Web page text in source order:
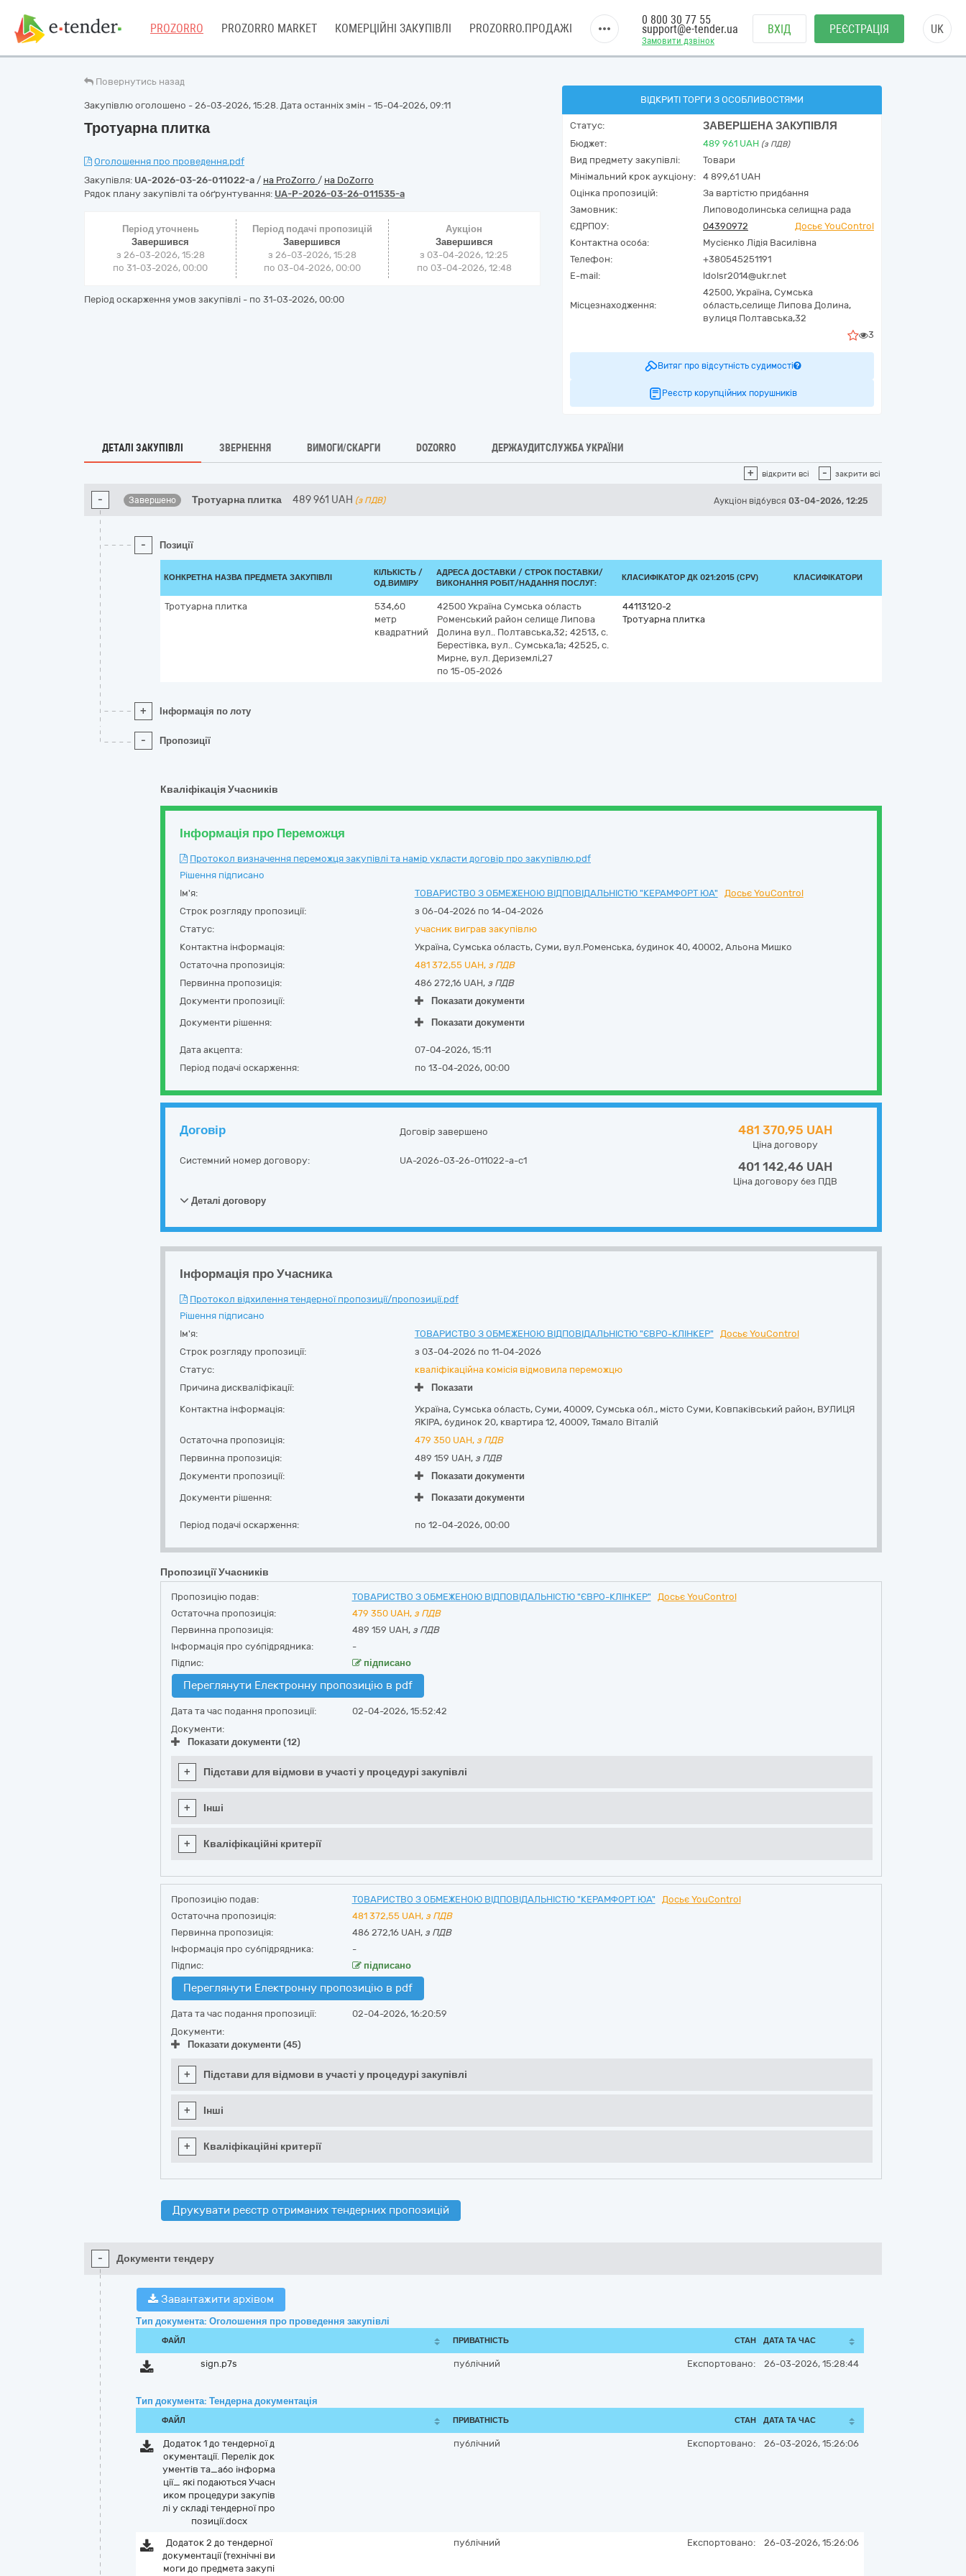
PROZORRO PROZORRO MARKET КОМЕРЦІЙНІ ЗАКУПІВЛІ PROZORRO.ПРОДАЖІ
Замовити дзвінок
0 800 30 77 55
support@e-tender.ua ВХІД РЕЄСТРАЦІЯ UK
Повернутись назад
Закупівлю оголошено - 26-03-2026, 15:28. Дата останніх змін - 15-04-2026, 09:11
Тротуарна плитка
Оголошення про проведення.pdf
Закупівля: UA-2026-03-26-011022-a / на ProZorro / на DoZorro
Рядок плану закупівлі та обґрунтування: UA-P-2026-03-26-011535-a
Період уточнень
Завершився
з 26-03-2026, 15:28
по 31-03-2026, 00:00
Період подачі пропозицій
Завершився
з 26-03-2026, 15:28
по 03-04-2026, 00:00
Аукціон
Завершився
з 03-04-2026, 12:25
по 03-04-2026, 12:48
Період оскарження умов закупівлі - по 31-03-2026, 00:00
ВІДКРИТІ ТОРГИ З ОСОБЛИВОСТЯМИ
Статус: ЗАВЕРШЕНА ЗАКУПІВЛЯ
Бюджет: 489 961 UAH (з ПДВ)
Вид предмету закупівлі:
Товари
Мінімальний крок аукціону:
4 899,61 UAH
Оцінка пропозицій:
За вартістю придбання
Замовник:
Липоводолинська селищна рада
ЄДРПОУ:
04390972
Досьє YouControl
Контактна особа:
Мусієнко Лідія Василівна
Телефон:
+380545251191
E-mail:
ldolsr2014@ukr.net
Місцезнаходження:
42500, Україна, Сумська
область,селище Липова Долина,
вулиця Полтавська,32
3
Витяг про відсутність судимості
Реєстр корупційних порушників
ДЕТАЛІ ЗАКУПІВЛІ ЗВЕРНЕННЯ ВИМОГИ/СКАРГИ DOZORRO ДЕРЖАУДИТСЛУЖБА УКРАЇНИ
+ відкрити всі - закрити всі
- Завершено Тротуарна плитка 489 961 UAH (з ПДВ) Аукціон відбувся 03-04-2026, 12:25
- Позиції
КОНКРЕТНА НАЗВА ПРЕДМЕТА ЗАКУПІВЛІ
КІЛЬКІСТЬ /
ОД.ВИМІРУ
АДРЕСА ДОСТАВКИ / СТРОК ПОСТАВКИ/
ВИКОНАННЯ РОБІТ/НАДАННЯ ПОСЛУГ:
КЛАСИФІКАТОР ДК 021:2015 (CPV) КЛАСИФІКАТОРИ
Тротуарна плитка
534,60
метр
квадратний
42500 Україна Сумська область
Роменський район селище Липова
Долина вул.. Полтавська,32; 42513, с.
Берестівка, вул.. Сумська,1а; 42525, с.
Мирне, вул. Дериземлі,27
по 15-05-2026
44113120-2
Тротуарна плитка
+ Інформація по лоту
- Пропозиції
Кваліфікація Учасників
Інформація про Переможця
Протокол визначення переможця закупівлі та намір укласти договір про закупівлю.pdf
Рішення підписано
Ім'я:
ТОВАРИСТВО З ОБМЕЖЕНОЮ ВІДПОВІДАЛЬНІСТЮ "КЕРАМФОРТ ЮА"
Досьє YouControl
Строк розгляду пропозиції:
з 06-04-2026 по 14-04-2026
Статус:
учасник виграв закупівлю
Контактна інформація:
Україна, Сумська область, Суми, вул.Роменська, будинок 40, 40002, Альона Мишко
Остаточна пропозиція:
481 372,55 UAH, з ПДВ
Первинна пропозиція:
486 272,16 UAH, з ПДВ
Документи пропозиції:
Показати документи
Документи рішення:
Показати документи
Дата акцепта:
07-04-2026, 15:11
Період подачі оскарження:
по 13-04-2026, 00:00
Договір Договір завершено
Системний номер договору: UA-2026-03-26-011022-a-c1
481 370,95 UAH
Ціна договору
401 142,46 UAH
Ціна договору без ПДВ
Деталі договору
Інформація про Учасника
Протокол відхилення тендерної пропозиції/пропозиції.pdf
Рішення підписано
Ім'я:
ТОВАРИСТВО З ОБМЕЖЕНОЮ ВІДПОВІДАЛЬНІСТЮ "ЄВРО-КЛІНКЕР"
Досьє YouControl
Строк розгляду пропозиції:
з 03-04-2026 по 11-04-2026
Статус:
кваліфікаційна комісія відмовила переможцю
Причина дискваліфікації:
Показати
Контактна інформація:
Україна, Сумська область, Суми, 40009, Сумська обл., місто Суми, Ковпаківський район, ВУЛИЦЯ
ЯКІРА, будинок 20, квартира 12, 40009, Тямало Віталій
Остаточна пропозиція:
479 350 UAH, з ПДВ
Первинна пропозиція:
489 159 UAH, з ПДВ
Документи пропозиції:
Показати документи
Документи рішення:
Показати документи
Період подачі оскарження: по 12-04-2026, 00:00
Пропозиції Учасників
Пропозицію подав: ТОВАРИСТВО З ОБМЕЖЕНОЮ ВІДПОВІДАЛЬНІСТЮ "ЄВРО-КЛІНКЕР"
Досьє YouControl
Остаточна пропозиція:
479 350 UAH, з ПДВ
Первинна пропозиція:
489 159 UAH, з ПДВ
Інформація про субпідрядника:
-
Підпис:
підписано
Переглянути Електронну пропозицію в pdf
Дата та час подання пропозиції:
02-04-2026, 15:52:42
Документи:
Показати документи (12)
+ Підстави для відмови в участі у процедурі закупівлі
+ Інші
+ Кваліфікаційні критерії
Пропозицію подав: ТОВАРИСТВО З ОБМЕЖЕНОЮ ВІДПОВІДАЛЬНІСТЮ "КЕРАМФОРТ ЮА"
Досьє YouControl
Остаточна пропозиція:
481 372,55 UAH, з ПДВ
Первинна пропозиція:
486 272,16 UAH, з ПДВ
Інформація про субпідрядника:
-
Підпис:
підписано
Переглянути Електронну пропозицію в pdf
Дата та час подання пропозиції:
02-04-2026, 16:20:59
Документи:
Показати документи (45)
+ Підстави для відмови в участі у процедурі закупівлі
+ Інші
+ Кваліфікаційні критерії
Друкувати реєстр отриманих тендерних пропозицій
- Документи тендеру
Завантажити архівом
Тип документа: Оголошення про проведення закупівлі
ФАЙЛ ПРИВАТНІСТЬ СТАН ДАТА ТА ЧАС
sign.p7s публічний Експортовано: 26-03-2026, 15:28:44
Тип документа: Тендерна документація
ФАЙЛ ПРИВАТНІСТЬ СТАН ДАТА ТА ЧАС
Додаток 1 до тендерної д
окументації. Перелік док
ументів та_або інформа
ції_ які подаються Учасн
иком процедури закупів
лі у складі тендерної про
позиції.docx
публічний Експортовано: 26-03-2026, 15:26:06
Додаток 2 до тендерної
документації (технічні ви
моги до предмета закупі
публічний Експортовано: 26-03-2026, 15:26:06